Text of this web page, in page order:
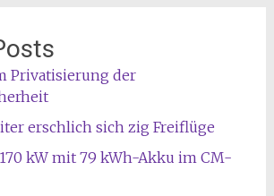
Privatisierung der
erschlich sich zig Freiflüge
kW mit 79 kWh-Akku im CM-